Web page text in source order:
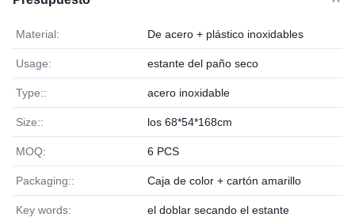
Material: De acero + plástico inoxidables
Usage: estante del paño seco
Type:: acero inoxidable
Size:: los 68*54*168cm
MOQ: 6 PCS
Packaging:: Caja de color + cartón amarillo
Key words: el doblar secando el estante